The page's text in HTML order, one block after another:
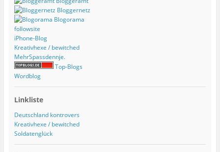
Bloggernetz
Blogorama
followsite
iPhone-Blog
Kreativhexe / bewitched
MehrSpassdennje.
Top-Blogs
Wordblog
Linkliste
Deutschland kontrovers
Kreativhexe / bewitched
Soldatenglück